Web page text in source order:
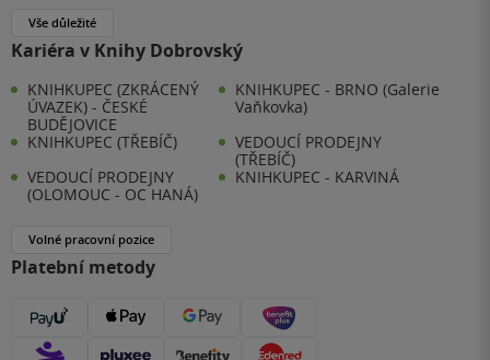
Vše důležité
Kariéra v Knihy Dobrovský
KNIHKUPEC (ZKRÁCENÝ
ÚVAZEK) - ČESKÉ
BUDĚJOVICE
KNIHKUPEC - BRNO (Galerie
Vaňkovka)
KNIHKUPEC (TŘEBÍČ)
VEDOUCÍ PRODEJNY
(TŘEBÍČ)
VEDOUCÍ PRODEJNY
(OLOMOUC - OC HANÁ)
KNIHKUPEC - KARVINÁ
Volné pracovní pozice
Platební metody